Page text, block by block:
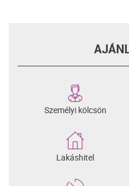
Személyi kölcsön
Lakáshitel